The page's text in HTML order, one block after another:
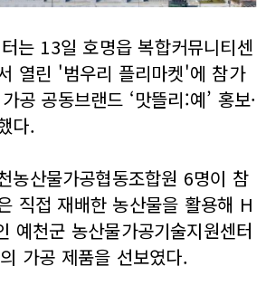
는 13일 호명읍 복합커뮤니티센
열린 '범우리 플리마켓'에 참가
공 공동브랜드 ‘맛뜰리:예’ 홍보·
다.
농산물가공협동조합원 6명이 참
직접 재배한 농산물을 활용해 H
예천군 농산물가공기술지원센터
가공 제품을 선보였다.